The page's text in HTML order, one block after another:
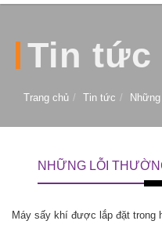
Tin tức
Trang chủ Tin tức
NHỮNG LỖI
Máy sấy khí được lắp đặt trong